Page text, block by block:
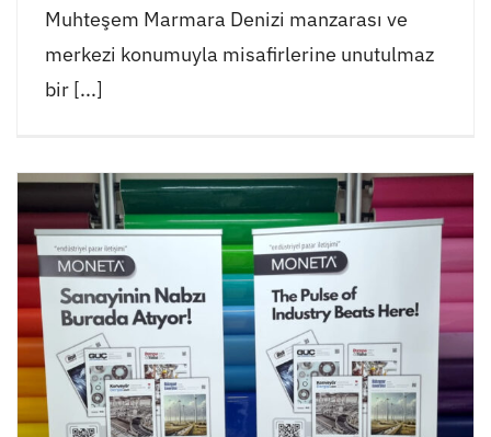
Muhteşem Marmara Denizi manzarası ve
merkezi konumuyla misafirlerine unutulmaz
bir [...]